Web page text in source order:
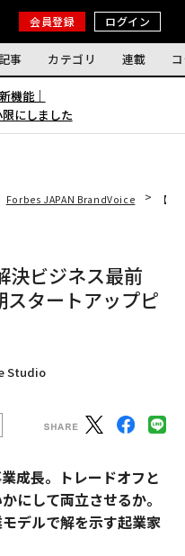
会員登録 ログイン
事 カテゴリ 連載
機能｜
にしました
Forbes JAPAN BrandVoice 【5/
決ビジネス最前
タートアップピ
Studio
成長。トレードオフと
にして両立させるか。
デルで解を示す起業家